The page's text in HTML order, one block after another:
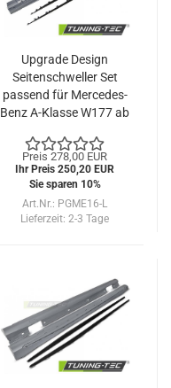
Upgrade Design
Seitenschweller Set
passend für Mercedes-
Benz A-Klasse W177 ab
Preis 278,00 EUR
Ihr Preis 250,20 EUR
Sie sparen 10%
Art.Nr.: PGME16-L
Lieferzeit: 2-3 Tage